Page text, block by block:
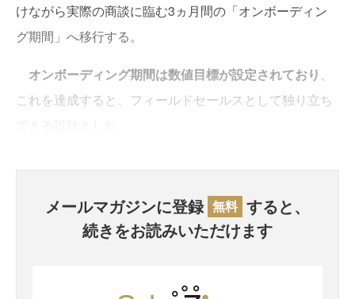
けながら実際の商談に臨む3ヵ月間の「オンボーディン
グ期間」へ移行する。
オンボーディング期間は数値目標が設定されており 、
これを達成すると、フィールドセールスとして独り立ち
メールマガジンに登録 無料 すると、
続きをお読みいただけます